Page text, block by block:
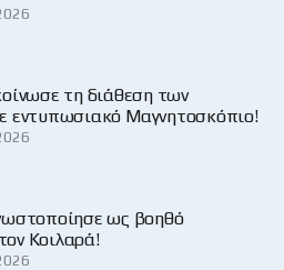
τη διάθεση των
εντυπωσιακό Μαγνητοσκόπιο!
ως βοηθό
Κοιλαρά!